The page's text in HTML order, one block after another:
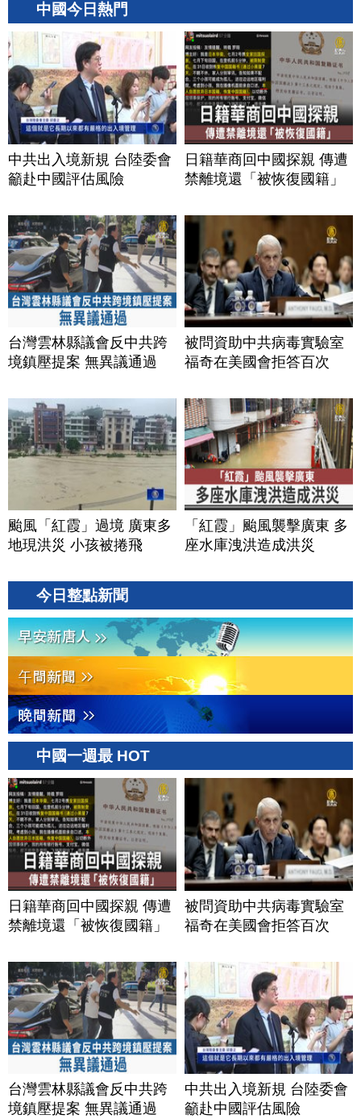
中國今日熱門
中共出入境新規 台陸委會
籲赴中國評估風險
日籍華商回中國探親 傳遭
禁離境還「被恢復國籍」
台灣雲林縣議會反中共跨
境鎮壓提案 無異議通過
被問資助中共病毒實驗室
福奇在美國會拒答百次
颱風「紅霞」過境 廣東多
地現洪災 小孩被捲飛
「紅霞」颱風襲擊廣東 多
座水庫洩洪造成洪災
今日整點新聞
中國一週最 HOT
日籍華商回中國探親 傳遭
禁離境還「被恢復國籍」
被問資助中共病毒實驗室
福奇在美國會拒答百次
台灣雲林縣議會反中共跨
境鎮壓提案 無異議通過
中共出入境新規 台陸委會
籲赴中國評估風險